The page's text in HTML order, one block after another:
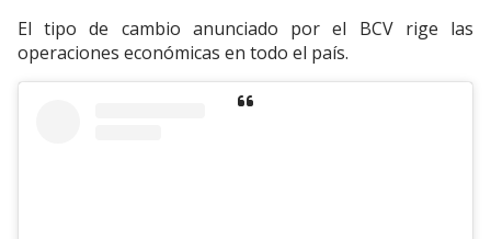
El tipo de cambio anunciado por el BCV rige las
operaciones económicas en todo el país.